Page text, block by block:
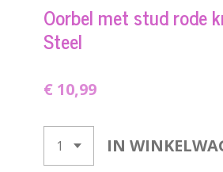
Oorbel met stud rode
Steel
€ 10,99
IN